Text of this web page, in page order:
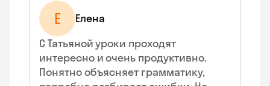
Е
Елена
С Татьяной уроки проходят
интересно и очень продуктивно.
Понятно объясняет грамматику,